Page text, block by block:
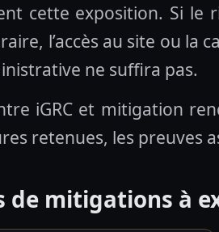
cette exposition. Si le
l’accès au site ou la
ne suffira pas.
iGRC et mitigation
retenues, les preuves
de mitigations à